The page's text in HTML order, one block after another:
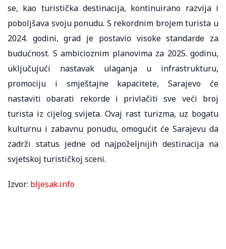
se, kao turistička destinacija, kontinuirano razvija i
poboljšava svoju ponudu. S rekordnim brojem turista u
2024. godini, grad je postavio visoke standarde za
budućnost. S ambicioznim planovima za 2025. godinu,
uključujući nastavak ulaganja u infrastrukturu,
promociju i smještajne kapacitete, Sarajevo će
nastaviti obarati rekorde i privlačiti sve veći broj
turista iz cijelog svijeta. Ovaj rast turizma, uz bogatu
kulturnu i zabavnu ponudu, omogućit će Sarajevu da
zadrži status jedne od najpoželjnijih destinacija na
svjetskoj turističkoj sceni.
Izvor: bljesak.info